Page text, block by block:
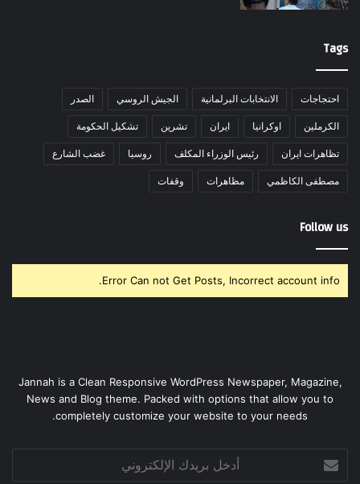
Tags
احتجاجات الانتخابات البرلمانية الجيش الروسي الصدر
الكرملين اوكرانيا ايران تشرين تشكيل الحكومة
تظاهرات ايران رئيس الوزراء المكلف روسيا غضب الشارع
مصطفى الكاظمي مظاهرات وقفات
Follow us
Error Can not Get Posts, Incorrect account info.
Jannah is a Clean Responsive WordPress Newspaper, Magazine,
News and Blog theme. Packed with options that allow you to
completely customize your website to your needs.
بريدك